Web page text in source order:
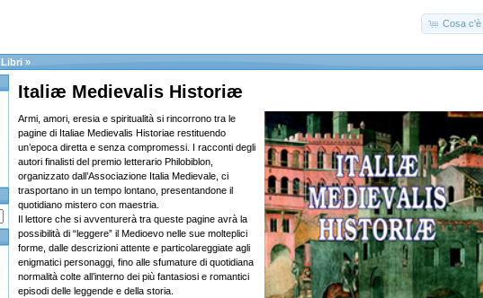
Cosa c'è
Libri »
Italiæ Medievalis Historiæ
Armi, amori, eresia e spiritualità si rincorrono tra le
pagine di Italiae Medievalis Historiae restituendo
un’epoca diretta e senza compromessi. I racconti degli
autori finalisti del premio letterario Philobiblon,
organizzato dall’Associazione Italia Medievale, ci
trasportano in un tempo lontano, presentandone il
quotidiano mistero con maestria.
Il lettore che si avventurerà tra queste pagine avrà la
possibilità di “leggere” il Medioevo nelle sue molteplici
forme, dalle descrizioni attente e particolareggiate agli
enigmatici personaggi, fino alle sfumature di quotidiana
normalità colte all’interno dei più fantasiosi e romantici
episodi delle leggende e della storia.